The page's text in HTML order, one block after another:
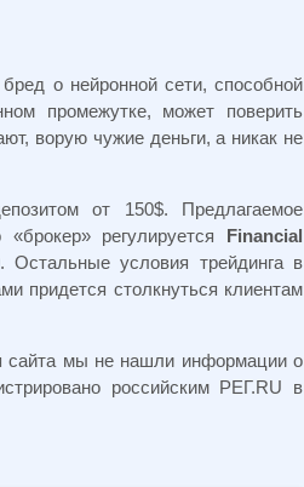
о нейронной сети, способной
промежутке, может поверить
ворую чужие деньги, а никак не
от 150$. Предлагаемое
регулируется Financial
Остальные условия трейдинга в
придется столкнуться клиентам
сайта мы не нашли информации о
российским РЕГ.RU в